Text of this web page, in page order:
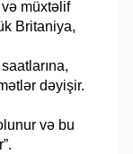
və müxtəlif
Britaniya,
dəyişir.
və bu